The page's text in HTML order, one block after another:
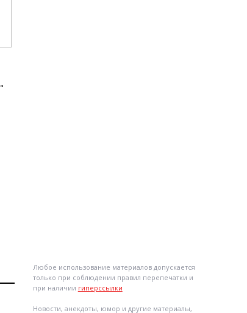
"
Любое использование материалов допускается
только при соблюдении правил перепечатки и
при наличии гиперссылки
Новости, анекдоты, юмор и другие материалы,